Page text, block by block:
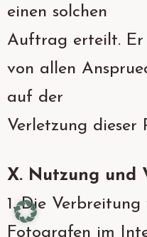
einen solchen
Auftrag erteilt. Er
von allen
auf der
Verletzung dieser
X. Nutzung und
1. Die
Fotografen im